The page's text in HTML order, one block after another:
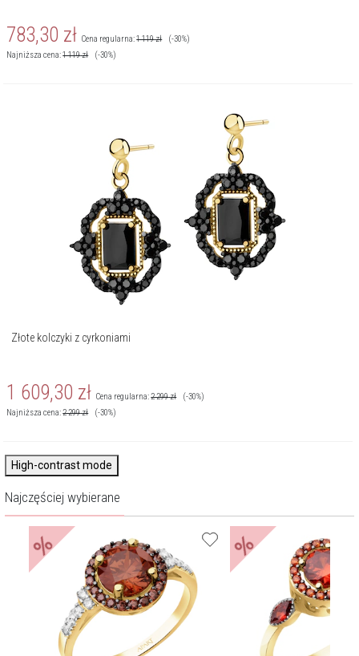
783,30 zł Cena regularna:1 119zł
(-30%)
Najniższa cena:1 119zł (-30%)
Złote kolczyki z cyrkoniami
1 609,30 zł Cena regularna:2 299zł
(-30%)
Najniższa cena:2 299zł (-30%)
High-contrast mode
Najczęściej wybierane
% %